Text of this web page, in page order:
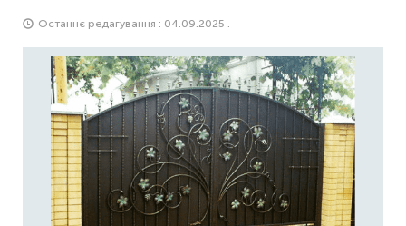
Останнє редагування : 04.09.2025 .